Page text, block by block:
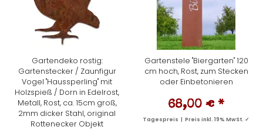
Gartendeko rostig:
Gartenstecker / Zaunfigur
Vogel "Haussperling" mit
Holzspieß / Dorn in Edelrost,
Metall, Rost, ca. 15cm groß,
2mm dicker Stahl, original
Rottenecker Objekt
Gartenstele "Biergarten" 120
cm hoch, Rost, zum Stecken
oder Einbetonieren
68,00 € *
Tagespreis | Preis inkl. 19% MwSt. ✓